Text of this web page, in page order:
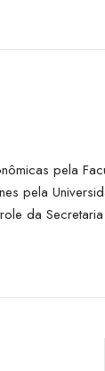
pela
pela
da